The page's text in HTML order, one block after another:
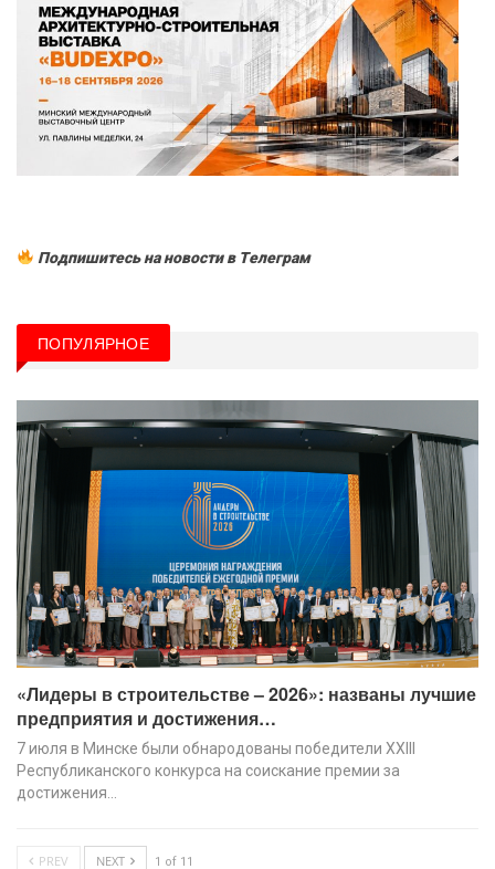
Подпишитесь на новости в Tелеграм
ПОПУЛЯРНОЕ
«Лидеры в строительстве – 2026»: названы лучшие
предприятия и достижения…
7 июля в Минске были обнародованы победители XХIII
Республиканского конкурса на соискание премии за
достижения…
PREV NEXT 1 of 11